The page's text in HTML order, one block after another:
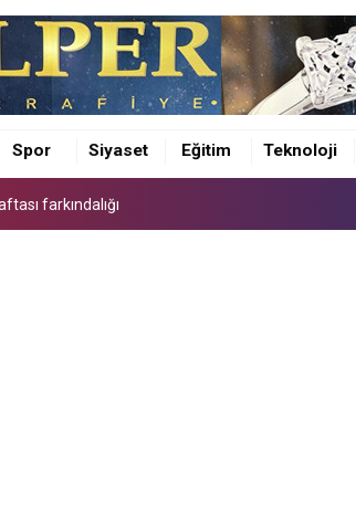
Spor Siyaset Eğitim Teknoloji
farkındalığı
ziyaret
farkındalığı